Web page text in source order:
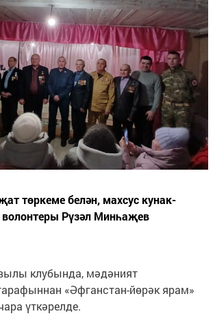
төркеме белән, махсус кунак-
Рүзәл Минһаҗев
клубында, мәдәният
«Әфганстан-йөрәк ярам»
үткәрелде.